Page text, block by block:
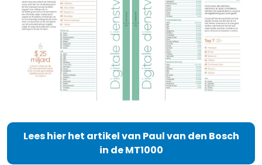
Lees hier het artikel van Paul van den Bosch
in de MT1000